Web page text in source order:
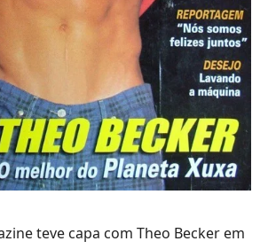
teve capa com Theo Becker em